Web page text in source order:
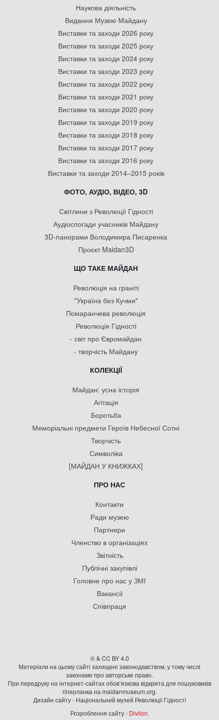
Наукова діяльність
Видання Музею Майдану
Виставки та заходи 2026 року
Виставки та заходи 2025 року
Виставки та заходи 2024 року
Виставки та заходи 2023 року
Виставки та заходи 2022 року
Виставки та заходи 2021 року
Виставки та заходи 2020 року
Виставки та заходи 2019 року
Виставки та заходи 2018 року
Виставки та заходи 2017 року
Виставки та заходи 2016 року
Виставки та заходи 2014–2015 років
ФОТО, АУДІО, ВІДЕО, 3D
Світлини з Революції Гідності
Аудіоспогади учасників Майдану
3D-панорами Володимира Писаренка
Проєкт Maidan3D
ЩО ТАКЕ МАЙДАН
Революція на граніті
"Україна без Кучми"
Помаранчева революція
Революція Гідності
- світ про Євромайдан
- творчість Майдану
КОЛЕКЦІЇ
Майдан: усна історія
Агітація
Боротьба
Меморіальні предмети Героїв Небесної Сотні
Творчість
Символіка
[МАЙДАН У КНИЖКАХ]
ПРО НАС
Контакти
Ради музею
Партнери
Членство в організаціях
Звітність
Публічні закупівлі
Головне про нас у ЗМІ
Вакансії
Співпраця
© & CC BY 4.0
Матеріали на цьому сайті захищені законодавством, у тому числі
законами про авторське право.
При передруку на iнтернет-сайтах обов’язкова відкрита для пошуковиків
гiперланка на maidanmuseum.org.
Дизайн сайту - Національний музей Революції Гідності
Розроблення сайту - Divilon.